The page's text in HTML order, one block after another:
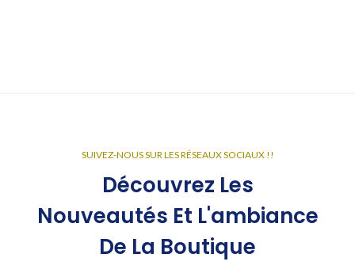
SUIVEZ-NOUS SUR LES RÉSEAUX SOCIAUX !!
Découvrez Les
Nouveautés Et L'ambiance
De La Boutique